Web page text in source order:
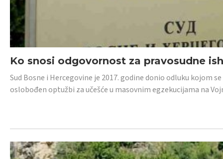
Ko snosi odgovornost za pravosudne
Sud Bosne i Hercegovine je 2017. godine donio odluku kojom
oslobođen optužbi za učešće u masovnim egzekucijama na